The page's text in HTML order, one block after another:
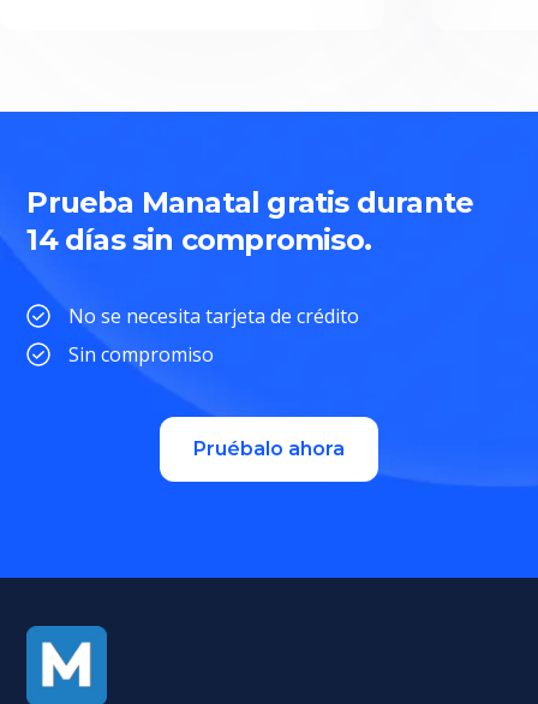
Prueba Manatal gratis durante
14 días sin compromiso.
No se necesita tarjeta de crédito
Sin compromiso
Pruébalo ahora